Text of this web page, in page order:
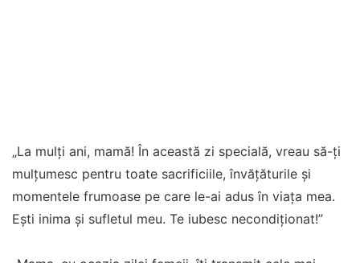
„La mulți ani, mamă! În această zi specială, vreau să-ți
mulțumesc pentru toate sacrificiile, învățăturile și
momentele frumoase pe care le-ai adus în viața mea.
Ești inima și sufletul meu. Te iubesc necondiționat!”